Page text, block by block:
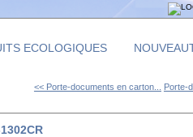
ECOLOGIQUES
<< Porte-documents en carton... Porte-